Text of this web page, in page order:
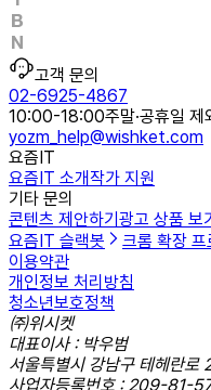
고객 문의
02-6925-4867
10:00-18:00주말·공휴일 제
yozm_help@wishket.com
요즘IT
요즘IT 소개작가 지원
기타 문의
콘텐츠 제안하기 광고 상품 보기
요즘IT 슬랙봇
크롬 확장 프
이용약관
개인정보 처리방침
청소년보호정책
㈜위시켓
대표이사 : 박우범
서울특별시 강남구 테헤란로
사업자등록번호 : 209-81-